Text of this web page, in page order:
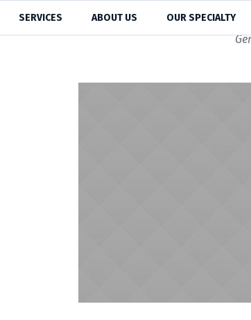
SERVICES ABOUT US OUR SPECIALTY